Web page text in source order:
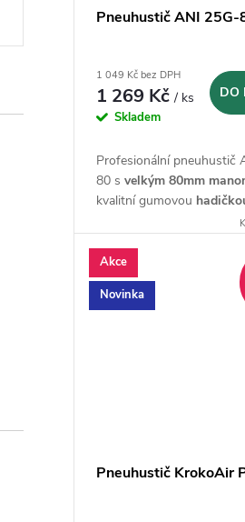
Pneuhustič ANI 25G-
1 049 Kč bez DPH
1 269 Kč/ ks
Skladem
DO
Profesionální pneuhustič
80 s velkým 80mm
kvalitní gumovou
Akce
Novinka
Pneuhustič KrokoAir